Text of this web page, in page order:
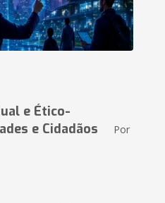
e Ético-
e Cidadãos Por